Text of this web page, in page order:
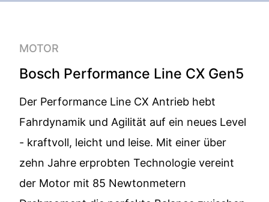
MOTOR
Bosch Performance Line CX Gen5
Der Performance Line CX Antrieb hebt
Fahrdynamik und Agilität auf ein neues Level
- kraftvoll, leicht und leise. Mit einer über
zehn Jahre erprobten Technologie vereint
der Motor mit 85 Newtonmetern